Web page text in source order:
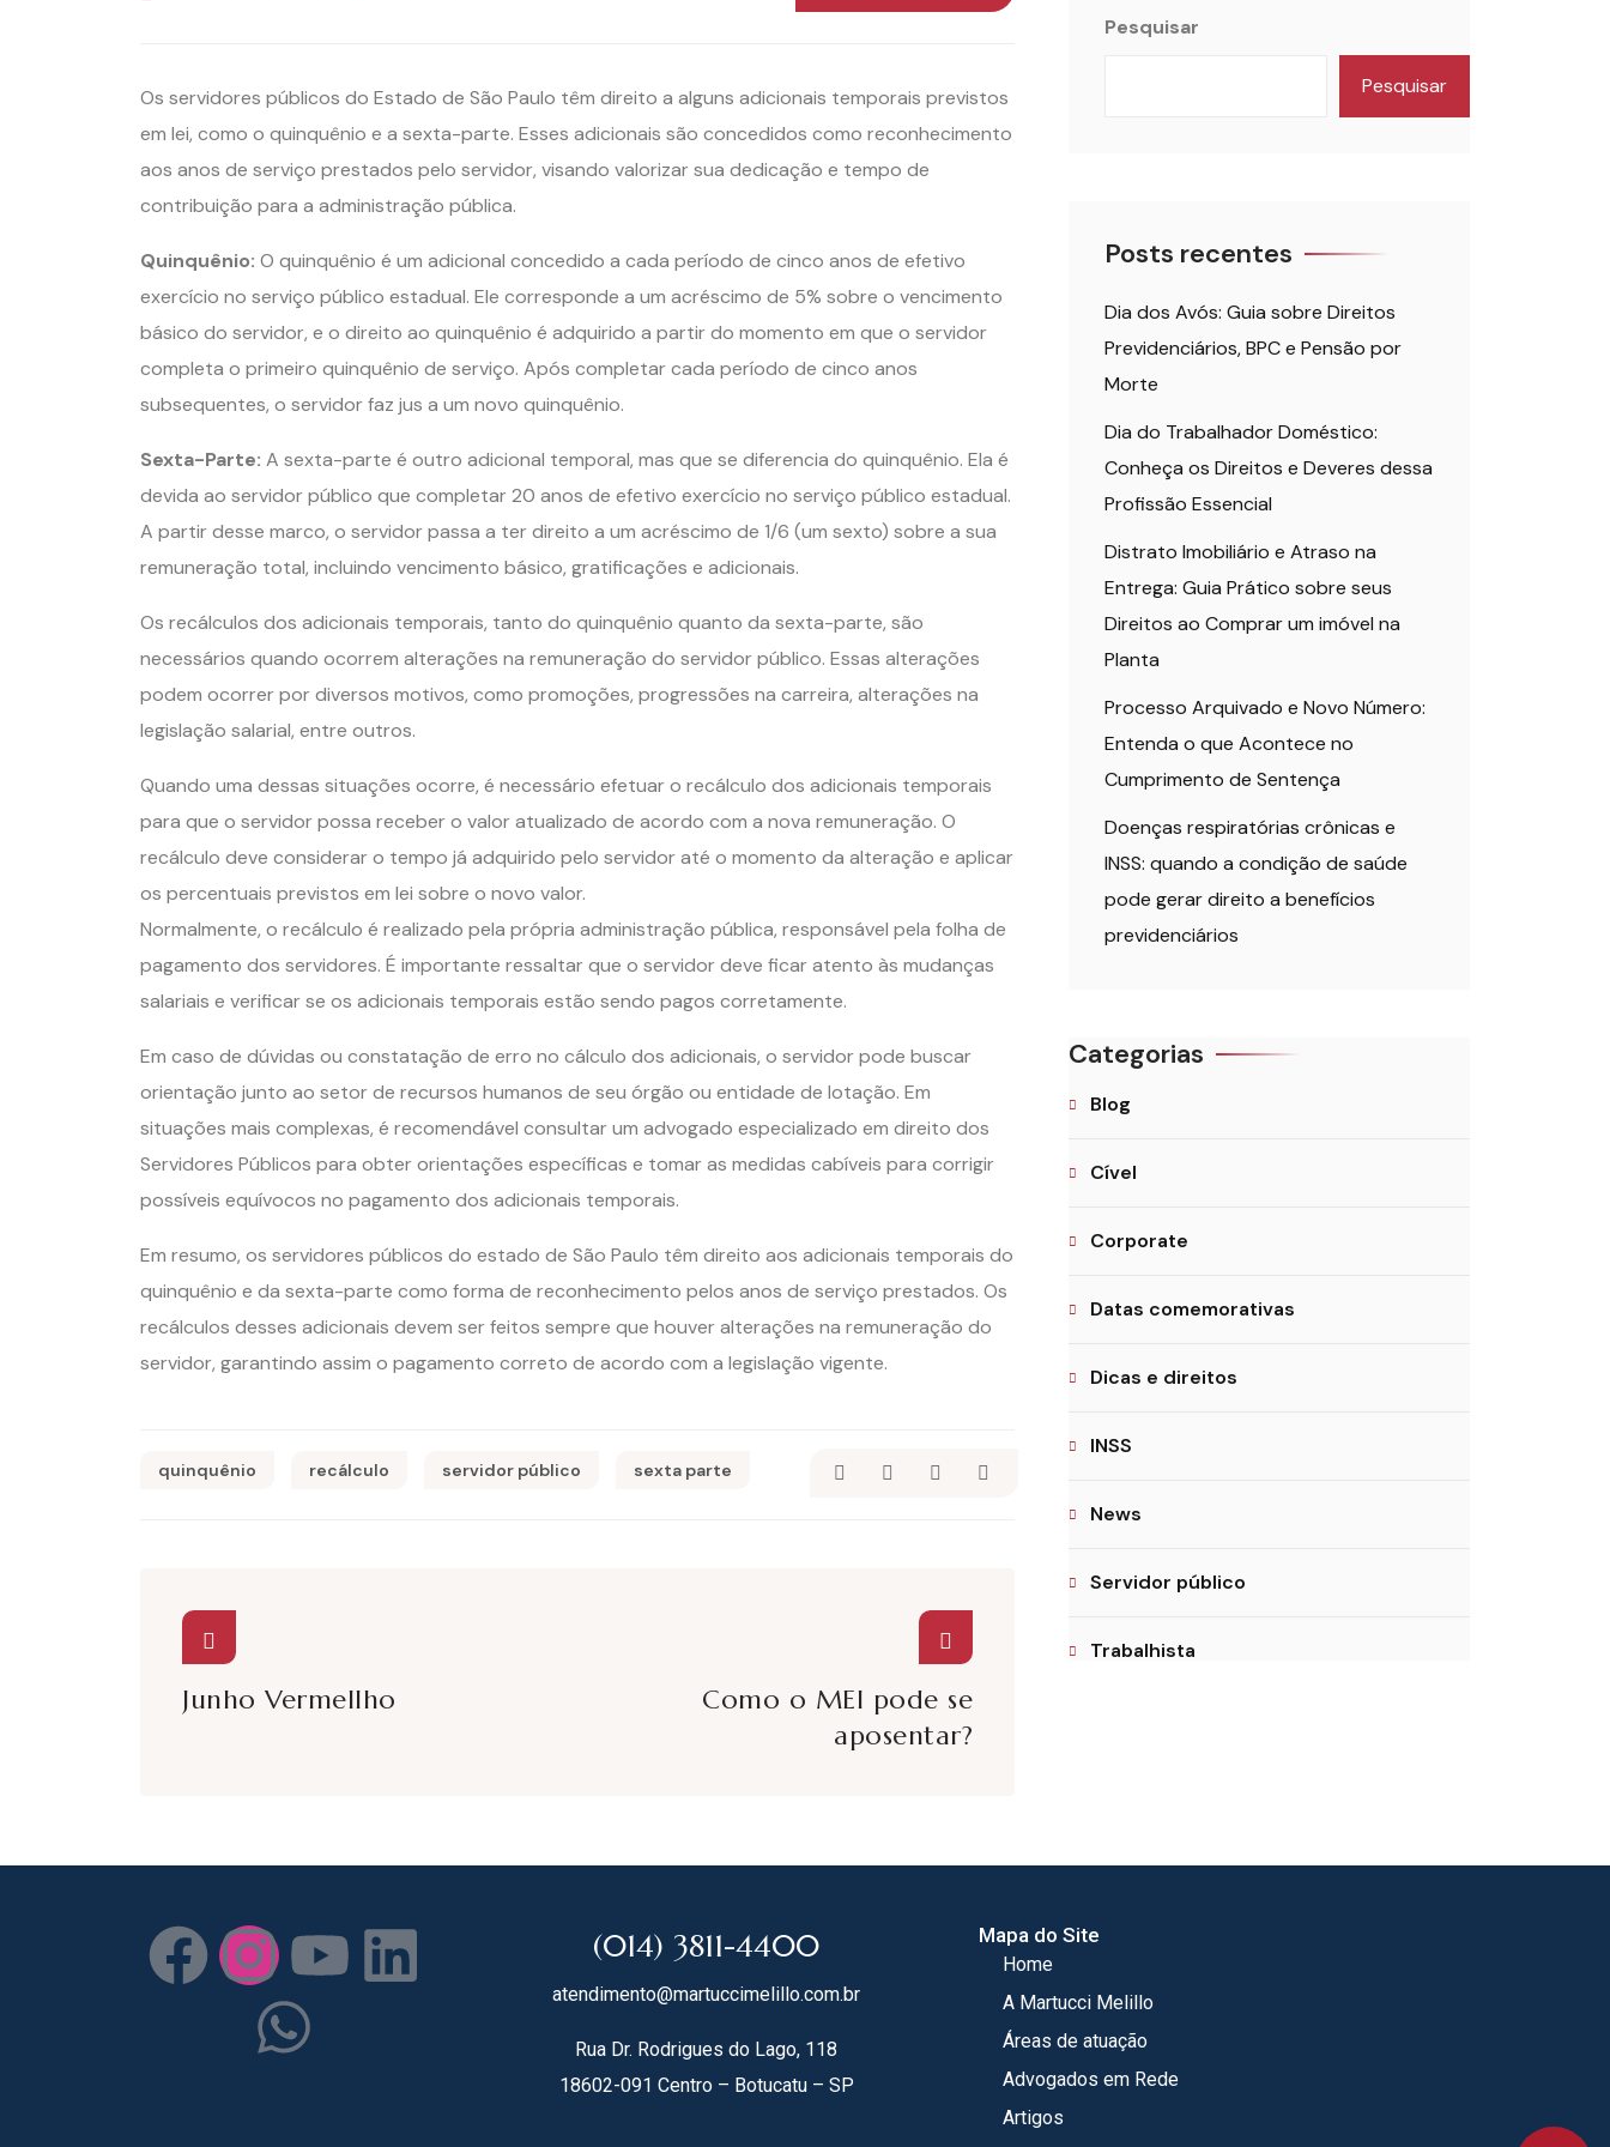
Os servidores públicos do Estado de São Paulo têm direito a alguns adicionais temporais previstos
em lei, como o quinquênio e a sexta-parte. Esses adicionais são concedidos como reconhecimento
aos anos de serviço prestados pelo servidor, visando valorizar sua dedicação e tempo de
contribuição para a administração pública.
Quinquênio: O quinquênio é um adicional concedido a cada período de cinco anos de efetivo
exercício no serviço público estadual. Ele corresponde a um acréscimo de 5% sobre o vencimento
básico do servidor, e o direito ao quinquênio é adquirido a partir do momento em que o servidor
completa o primeiro quinquênio de serviço. Após completar cada período de cinco anos
subsequentes, o servidor faz jus a um novo quinquênio.
Sexta-Parte: A sexta-parte é outro adicional temporal, mas que se diferencia do quinquênio. Ela é
devida ao servidor público que completar 20 anos de efetivo exercício no serviço público estadual.
A partir desse marco, o servidor passa a ter direito a um acréscimo de 1/6 (um sexto) sobre a sua
remuneração total, incluindo vencimento básico, gratificações e adicionais.
Os recálculos dos adicionais temporais, tanto do quinquênio quanto da sexta-parte, são
necessários quando ocorrem alterações na remuneração do servidor público. Essas alterações
podem ocorrer por diversos motivos, como promoções, progressões na carreira, alterações na
legislação salarial, entre outros.
Quando uma dessas situações ocorre, é necessário efetuar o recálculo dos adicionais temporais
para que o servidor possa receber o valor atualizado de acordo com a nova remuneração. O
recálculo deve considerar o tempo já adquirido pelo servidor até o momento da alteração e aplicar
os percentuais previstos em lei sobre o novo valor.
Normalmente, o recálculo é realizado pela própria administração pública, responsável pela folha de
pagamento dos servidores. É importante ressaltar que o servidor deve ficar atento às mudanças
salariais e verificar se os adicionais temporais estão sendo pagos corretamente.
Em caso de dúvidas ou constatação de erro no cálculo dos adicionais, o servidor pode buscar
orientação junto ao setor de recursos humanos de seu órgão ou entidade de lotação. Em
situações mais complexas, é recomendável consultar um advogado especializado em direito dos
Servidores Públicos para obter orientações específicas e tomar as medidas cabíveis para corrigir
possíveis equívocos no pagamento dos adicionais temporais.
Em resumo, os servidores públicos do estado de São Paulo têm direito aos adicionais temporais do
quinquênio e da sexta-parte como forma de reconhecimento pelos anos de serviço prestados. Os
recálculos desses adicionais devem ser feitos sempre que houver alterações na remuneração do
servidor, garantindo assim o pagamento correto de acordo com a legislação vigente.
quinquênio recálculo servidor público sexta parte
Junho Vermellho
Como o MEI pode se
aposentar?
Pesquisar
Pesquisar
Posts recentes
Dia dos Avós: Guia sobre Direitos
Previdenciários, BPC e Pensão por
Morte
Dia do Trabalhador Doméstico:
Conheça os Direitos e Deveres dessa
Profissão Essencial
Distrato Imobiliário e Atraso na
Entrega: Guia Prático sobre seus
Direitos ao Comprar um imóvel na
Planta
Processo Arquivado e Novo Número:
Entenda o que Acontece no
Cumprimento de Sentença
Doenças respiratórias crônicas e
INSS: quando a condição de saúde
pode gerar direito a benefícios
previdenciários
Categorias
Blog
Cível
Corporate
Datas comemorativas
Dicas e direitos
INSS
News
Servidor público
Trabalhista
(014) 3811-4400
atendimento@martuccimelillo.com.br
Rua Dr. Rodrigues do Lago, 118
18602-091 Centro – Botucatu – SP
Mapa do Site
Home
A Martucci Melillo
Áreas de atuação
Advogados em Rede
Artigos